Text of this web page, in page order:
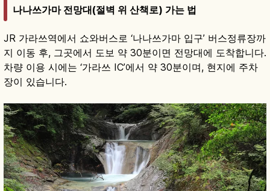
나나쓰가마 전망대(절벽 위 산책로) 가는 법
JR 가라쓰역에서 쇼와버스로 ‘나나쓰가마 입구’ 버스정류장까
지 이동 후, 그곳에서 도보 약 30분이면 전망대에 도착합니다.
차량 이용 시에는 ‘가라쓰 IC’에서 약 30분이며, 현지에 주차
장이 있습니다.